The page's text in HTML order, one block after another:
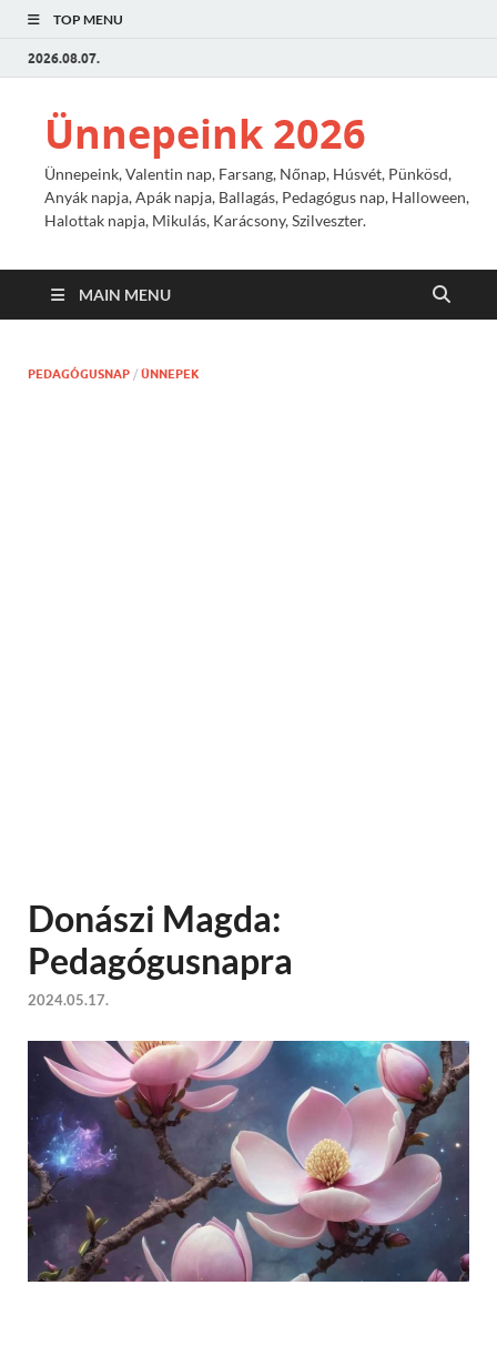
TOP MENU
2026.08.07.
Ünnepeink 2026
Ünnepeink, Valentin nap, Farsang, Nőnap, Húsvét, Pünkösd,
Anyák napja, Apák napja, Ballagás, Pedagógus nap, Halloween,
Halottak napja, Mikulás, Karácsony, Szilveszter.
MAIN MENU
PEDAGÓGUSNAP / ÜNNEPEK
Donászi Magda:
Pedagógusnapra
2024.05.17.